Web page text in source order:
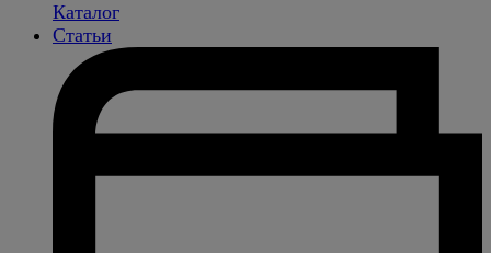
Каталог
Статьи